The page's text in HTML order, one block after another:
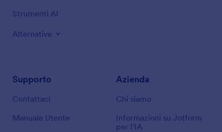
Strumenti AI
Alternative
Supporto
Contattaci
Manuale Utente
Azienda
Chi siamo
Informazioni su Jotform
per l'IA